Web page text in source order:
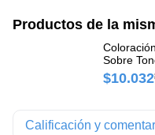
Productos de la
Sobre
$10.032
Calificación y